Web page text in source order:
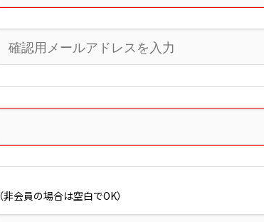
（非会員の場合は空白でOK）